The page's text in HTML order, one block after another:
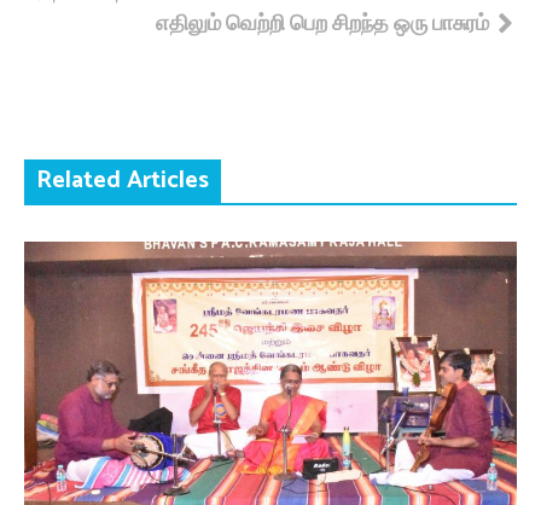
navigationஎதிலும் வெற்றி பெற சிறந்த ஒரு பாசுரம்
Related Articles